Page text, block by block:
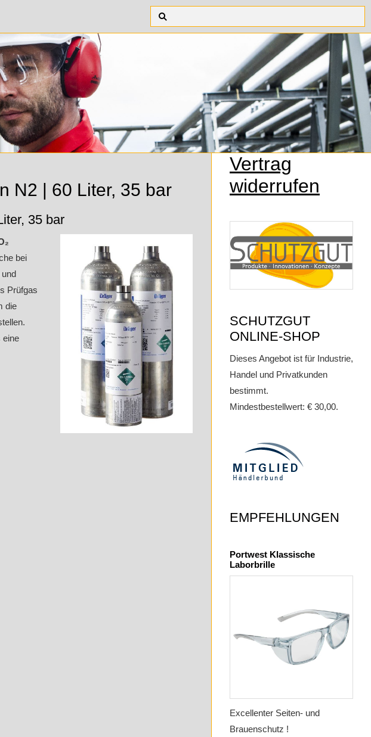
N2 | 60 Liter, 35 bar
35 bar
bei
Prüfgas
die
eine
Vertrag
widerrufen
SCHUTZGUT
ONLINE-SHOP
Dieses Angebot ist für Industrie,
Handel und Privatkunden
bestimmt.
Mindestbestellwert: € 30,00.
EMPFEHLUNGEN
Portwest Klassische
Laborbrille
Excellenter Seiten- und
Brauenschutz !